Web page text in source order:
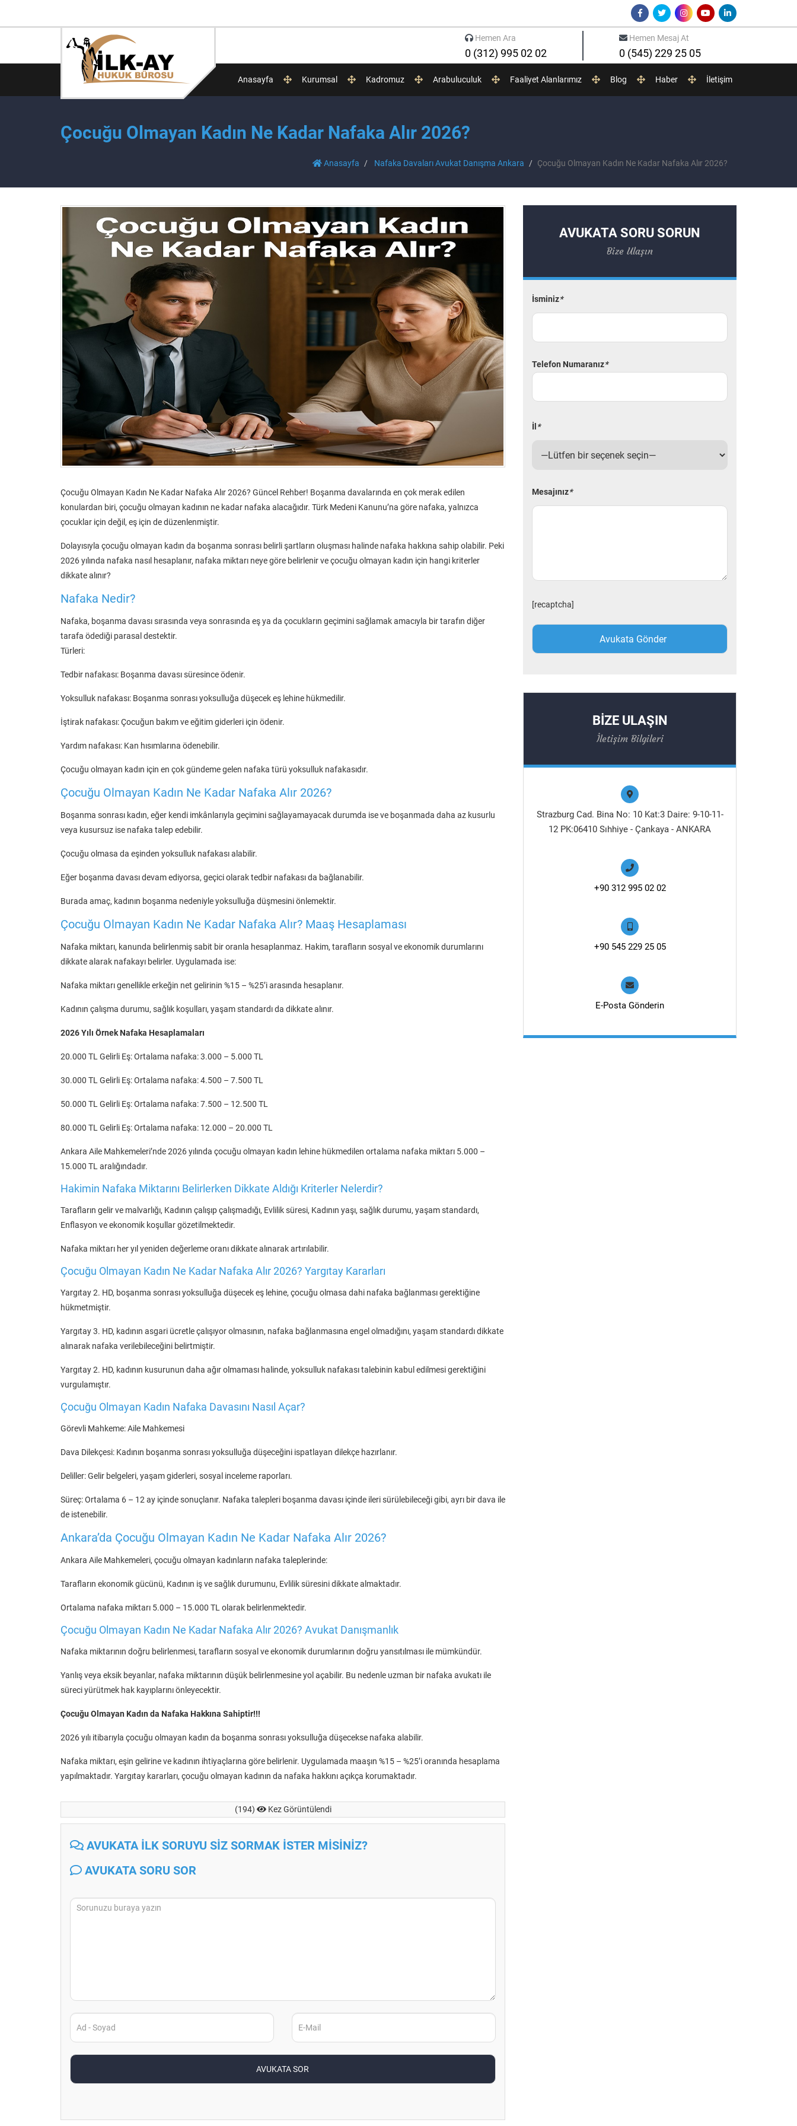
Hemen Ara
0 (312) 995 02 02
Hemen Mesaj At
0 (545) 229 25 05
Anasayfa Kurumsal Kadromuz Arabuluculuk Faaliyet Alanlarımız Blog Haber İletişim
Çocuğu Olmayan Kadın Ne Kadar Nafaka Alır 2026?
Anasayfa Nafaka Davaları Avukat Danışma Ankara Çocuğu Olmayan Kadın Ne Kadar Nafaka Alır 2026?
Çocuğu Olmayan Kadın Ne Kadar Nafaka Alır 2026? Güncel Rehber! Boşanma davalarında en çok merak edilen
konulardan biri, çocuğu olmayan kadının ne kadar nafaka alacağıdır. Türk Medeni Kanunu’na göre nafaka, yalnızca
çocuklar için değil, eş için de düzenlenmiştir.
Dolayısıyla çocuğu olmayan kadın da boşanma sonrası belirli şartların oluşması halinde nafaka hakkına sahip olabilir. Peki
2026 yılında nafaka nasıl hesaplanır, nafaka miktarı neye göre belirlenir ve çocuğu olmayan kadın için hangi kriterler
dikkate alınır?
Nafaka Nedir?
Nafaka, boşanma davası sırasında veya sonrasında eş ya da çocukların geçimini sağlamak amacıyla bir tarafın diğer
tarafa ödediği parasal destektir.
Türleri:
Tedbir nafakası: Boşanma davası süresince ödenir.
Yoksulluk nafakası: Boşanma sonrası yoksulluğa düşecek eş lehine hükmedilir.
İştirak nafakası: Çocuğun bakım ve eğitim giderleri için ödenir.
Yardım nafakası: Kan hısımlarına ödenebilir.
Çocuğu olmayan kadın için en çok gündeme gelen nafaka türü yoksulluk nafakasıdır.
Çocuğu Olmayan Kadın Ne Kadar Nafaka Alır 2026?
Boşanma sonrası kadın, eğer kendi imkânlarıyla geçimini sağlayamayacak durumda ise ve boşanmada daha az kusurlu
veya kusursuz ise nafaka talep edebilir.
Çocuğu olmasa da eşinden yoksulluk nafakası alabilir.
Eğer boşanma davası devam ediyorsa, geçici olarak tedbir nafakası da bağlanabilir.
Burada amaç, kadının boşanma nedeniyle yoksulluğa düşmesini önlemektir.
Çocuğu Olmayan Kadın Ne Kadar Nafaka Alır? Maaş Hesaplaması
Nafaka miktarı, kanunda belirlenmiş sabit bir oranla hesaplanmaz. Hakim, tarafların sosyal ve ekonomik durumlarını
dikkate alarak nafakayı belirler. Uygulamada ise:
Nafaka miktarı genellikle erkeğin net gelirinin %15 – %25’i arasında hesaplanır.
Kadının çalışma durumu, sağlık koşulları, yaşam standardı da dikkate alınır.
2026 Yılı Örnek Nafaka Hesaplamaları
20.000 TL Gelirli Eş: Ortalama nafaka: 3.000 – 5.000 TL
30.000 TL Gelirli Eş: Ortalama nafaka: 4.500 – 7.500 TL
50.000 TL Gelirli Eş: Ortalama nafaka: 7.500 – 12.500 TL
80.000 TL Gelirli Eş: Ortalama nafaka: 12.000 – 20.000 TL
Ankara Aile Mahkemeleri’nde 2026 yılında çocuğu olmayan kadın lehine hükmedilen ortalama nafaka miktarı 5.000 –
15.000 TL aralığındadır.
Hakimin Nafaka Miktarını Belirlerken Dikkate Aldığı Kriterler Nelerdir?
Tarafların gelir ve malvarlığı, Kadının çalışıp çalışmadığı, Evlilik süresi, Kadının yaşı, sağlık durumu, yaşam standardı,
Enflasyon ve ekonomik koşullar gözetilmektedir.
Nafaka miktarı her yıl yeniden değerleme oranı dikkate alınarak artırılabilir.
Çocuğu Olmayan Kadın Ne Kadar Nafaka Alır 2026? Yargıtay Kararları
Yargıtay 2. HD, boşanma sonrası yoksulluğa düşecek eş lehine, çocuğu olmasa dahi nafaka bağlanması gerektiğine
hükmetmiştir.
Yargıtay 3. HD, kadının asgari ücretle çalışıyor olmasının, nafaka bağlanmasına engel olmadığını, yaşam standardı dikkate
alınarak nafaka verilebileceğini belirtmiştir.
Yargıtay 2. HD, kadının kusurunun daha ağır olmaması halinde, yoksulluk nafakası talebinin kabul edilmesi gerektiğini
vurgulamıştır.
Çocuğu Olmayan Kadın Nafaka Davasını Nasıl Açar?
Görevli Mahkeme: Aile Mahkemesi
Dava Dilekçesi: Kadının boşanma sonrası yoksulluğa düşeceğini ispatlayan dilekçe hazırlanır.
Deliller: Gelir belgeleri, yaşam giderleri, sosyal inceleme raporları.
Süreç: Ortalama 6 – 12 ay içinde sonuçlanır. Nafaka talepleri boşanma davası içinde ileri sürülebileceği gibi, ayrı bir dava ile
de istenebilir.
Ankara’da Çocuğu Olmayan Kadın Ne Kadar Nafaka Alır 2026?
Ankara Aile Mahkemeleri, çocuğu olmayan kadınların nafaka taleplerinde:
Tarafların ekonomik gücünü, Kadının iş ve sağlık durumunu, Evlilik süresini dikkate almaktadır.
Ortalama nafaka miktarı 5.000 – 15.000 TL olarak belirlenmektedir.
Çocuğu Olmayan Kadın Ne Kadar Nafaka Alır 2026? Avukat Danışmanlık
Nafaka miktarının doğru belirlenmesi, tarafların sosyal ve ekonomik durumlarının doğru yansıtılması ile mümkündür.
Yanlış veya eksik beyanlar, nafaka miktarının düşük belirlenmesine yol açabilir. Bu nedenle uzman bir nafaka avukatı ile
süreci yürütmek hak kayıplarını önleyecektir.
Çocuğu Olmayan Kadın da Nafaka Hakkına Sahiptir!!!
2026 yılı itibarıyla çocuğu olmayan kadın da boşanma sonrası yoksulluğa düşecekse nafaka alabilir.
Nafaka miktarı, eşin gelirine ve kadının ihtiyaçlarına göre belirlenir. Uygulamada maaşın %15 – %25’i oranında hesaplama
yapılmaktadır. Yargıtay kararları, çocuğu olmayan kadının da nafaka hakkını açıkça korumaktadır.
(194) Kez Görüntülendi
AVUKATA İLK SORUYU SİZ SORMAK İSTER MİSİNİZ?
AVUKATA SORU SOR
AVUKATA SORU SORUN
Bize Ulaşın
İsminiz*
Telefon Numaranız*
İl *
Mesajınız*
[recaptcha]
BİZE ULAŞIN
İletişim Bilgileri
Strazburg Cad. Bina No: 10 Kat:3 Daire: 9-10-11-
12 PK:06410 Sıhhiye - Çankaya - ANKARA
+90 312 995 02 02
+90 545 229 25 05
E-Posta Gönderin